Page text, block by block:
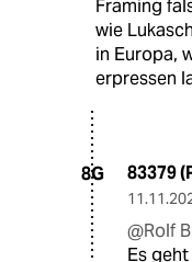
Framing
wie
in Europa,
erpressen
8G 83379
@Rolf
Es